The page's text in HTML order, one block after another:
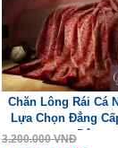
Chăn Lông Rái Cá
Lựa Chọn Đẳng
Đông
3.200.000 VNĐ